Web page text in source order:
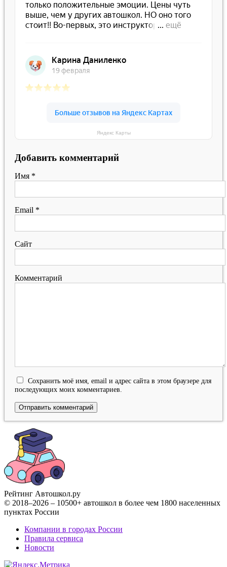
Яндекс Карты
Добавить комментарий
Имя *
Email *
Сайт
Комментарий
Сохранить моё имя, email и адрес сайта в этом браузере для
последующих моих комментариев.
Рейтинг Автошкол.ру
© 2018–2026 – 10500+ автошкол в более чем 1800 населенных
пунктах России
Компании в городах России
Правила сервиса
Новости